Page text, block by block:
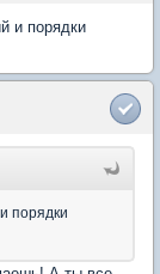
и порядки
порядки